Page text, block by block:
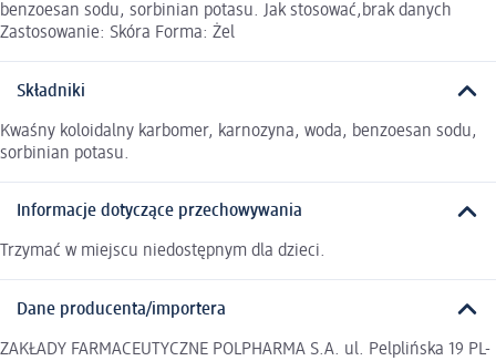
benzoesan sodu, sorbinian potasu. Jak stosować,brak danych
Zastosowanie: Skóra Forma: Żel
Składniki
Kwaśny koloidalny karbomer, karnozyna, woda, benzoesan sodu,
sorbinian potasu.
Informacje dotyczące przechowywania
Trzymać w miejscu niedostępnym dla dzieci.
Dane producenta/importera
ZAKŁADY FARMACEUTYCZNE POLPHARMA S.A. ul. Pelplińska 19 PL-